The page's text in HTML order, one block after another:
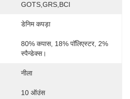
GOTS,GRS,BCI
डेनिम कपड़ा
80% कपास, 18% पॉलिएस्टर, 2%
स्पैन्डेक्स।
नीला
10 ऑउंस